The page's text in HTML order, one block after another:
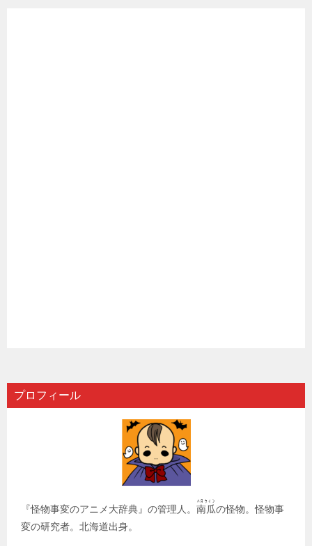
プロフィール
『怪物事変のアニメ大辞典』の管理人。 南瓜
ﾊﾛｳｨﾝ
の怪物。怪物事
変の研究者。北海道出身。